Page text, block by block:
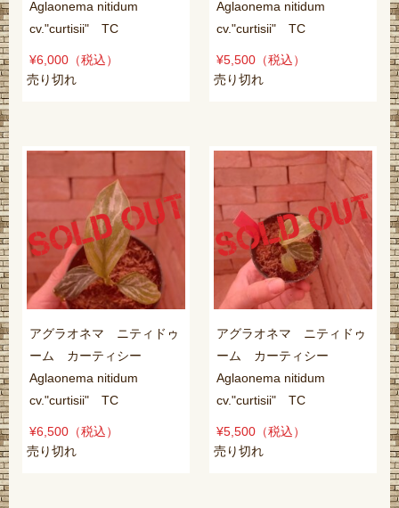
Aglaonema nitidum
cv."curtisii" TC
¥6,000 （税込）
売り切れ
Aglaonema nitidum
cv."curtisii" TC
¥5,500 （税込）
売り切れ
アグラオネマ ニティドゥ
ーム カーティシー
Aglaonema nitidum
cv."curtisii" TC
¥6,500 （税込）
売り切れ
アグラオネマ ニティドゥ
ーム カーティシー
Aglaonema nitidum
cv."curtisii" TC
¥5,500 （税込）
売り切れ